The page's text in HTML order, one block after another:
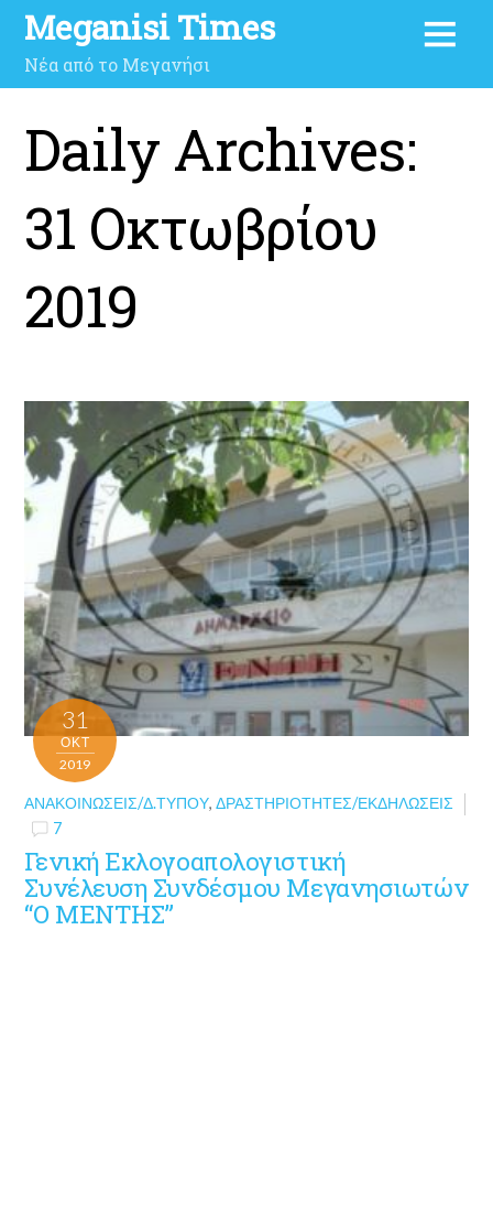
Meganisi Times
Νέα από το Μεγανήσι
Daily Archives:
31 Οκτωβρίου
2019
31
ΟΚΤ
2019
ΑΝΑΚΟΙΝΏΣΕΙΣ/Δ.ΤΎΠΟΥ,ΔΡΑΣΤΗΡΙΌΤΗΤΕΣ/ΕΚΔΗΛΏΣΕΙΣ
7
Γενική Εκλογοαπολογιστική
Συνέλευση Συνδέσμου Μεγανησιωτών
“Ο ΜΕΝΤΗΣ”